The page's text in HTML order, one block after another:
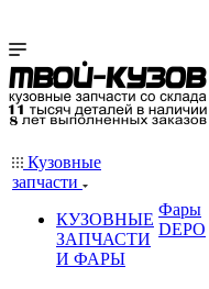
Кузовные
запчасти
КУЗОВНЫЕ
ЗАПЧАСТИ
И ФАРЫ
Фары
DEPO